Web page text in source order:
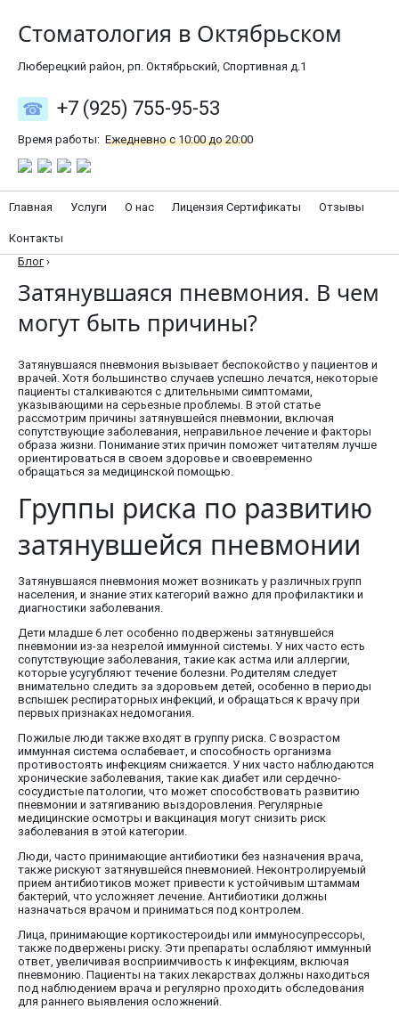
Стоматология в Октябрьском
Люберецкий район, рп. Октябрьский, Спортивная д.1
+7 (925) 755-95-53
Время работы: Ежедневно с 10:00 до 20:00
Главная Услуги О нас Лицензия Сертификаты Отзывы
Контакты
Блог ›
Затянувшаяся пневмония. В чем
могут быть причины?
Затянувшаяся пневмония вызывает беспокойство у пациентов и
врачей. Хотя большинство случаев успешно лечатся, некоторые
пациенты сталкиваются с длительными симптомами,
указывающими на серьезные проблемы. В этой статье
рассмотрим причины затянувшейся пневмонии, включая
сопутствующие заболевания, неправильное лечение и факторы
образа жизни. Понимание этих причин поможет читателям лучше
ориентироваться в своем здоровье и своевременно
обращаться за медицинской помощью.
Группы риска по развитию
затянувшейся пневмонии
Затянувшаяся пневмония может возникать у различных групп
населения, и знание этих категорий важно для профилактики и
диагностики заболевания.
Дети младше 6 лет особенно подвержены затянувшейся
пневмонии из-за незрелой иммунной системы. У них часто есть
сопутствующие заболевания, такие как астма или аллергии,
которые усугубляют течение болезни. Родителям следует
внимательно следить за здоровьем детей, особенно в периоды
вспышек респираторных инфекций, и обращаться к врачу при
первых признаках недомогания.
Пожилые люди также входят в группу риска. С возрастом
иммунная система ослабевает, и способность организма
противостоять инфекциям снижается. У них часто наблюдаются
хронические заболевания, такие как диабет или сердечно-
сосудистые патологии, что может способствовать развитию
пневмонии и затягиванию выздоровления. Регулярные
медицинские осмотры и вакцинация могут снизить риск
заболевания в этой категории.
Люди, часто принимающие антибиотики без назначения врача,
также рискуют затянувшейся пневмонией. Неконтролируемый
прием антибиотиков может привести к устойчивым штаммам
бактерий, что усложняет лечение. Антибиотики должны
назначаться врачом и приниматься под контролем.
Лица, принимающие кортикостероиды или иммуносупрессоры,
также подвержены риску. Эти препараты ослабляют иммунный
ответ, увеличивая восприимчивость к инфекциям, включая
пневмонию. Пациенты на таких лекарствах должны находиться
под наблюдением врача и регулярно проходить обследования
для раннего выявления осложнений.